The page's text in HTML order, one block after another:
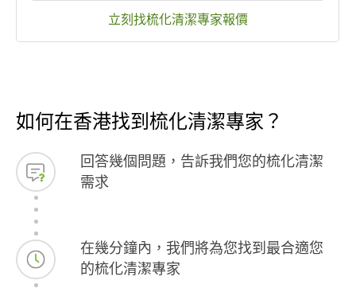
立刻找梳化清潔專家報價
如何在香港找到梳化清潔專家？
回答幾個問題，告訴我們您的梳化清潔
需求
在幾分鐘內，我們將為您找到最合適您
的梳化清潔專家